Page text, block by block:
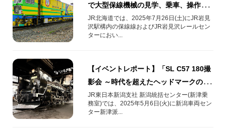
で大型保線機械の見学、乗車、操作の
体験が出来るイベントを2025年7月26
日(土)開催！
JR北海道では、2025年7月26日(土)にJR岩見
沢駅構内の保線線およびJR岩見沢レールセン
ターにおい...
【イベントレポート】「SL C57 180撮
影会 ～時代を超えたヘッドマークの共
演編～」を開催しました！
JR東日本新潟支社 新潟統括センター(新津乗
務室)では、2025年5月6日(火)に新潟車両セン
ター新津派...